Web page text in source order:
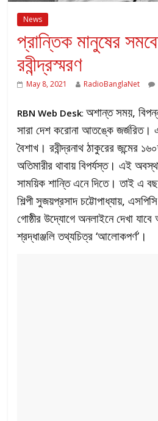
News
প্রান্তিক মানুষের
রবীন্দ্রস্মরণ
May 8, 2021 RadioBanglaNet
RBN Web Desk:অশান্ত সময়,
সারা দেশ করোনা আতঙ্কে জর্জরিত।
বৈশাখ। রবীন্দ্রনাথ ঠাকুরের জন্মের
অতিমারীর থাবায় বিপর্যস্ত। এই
সাময়িক শান্তি এনে দিতে। তাই এ বছর
শিল্পী সুজয়প্রসাদ চট্টোপাধ্যায়,
গোষ্ঠীর উদ্যোগে অনলাইনে দেখা
শ্রদ্ধাঞ্জলি তথ্যচিত্র ‘আলোকপর্ণ’।